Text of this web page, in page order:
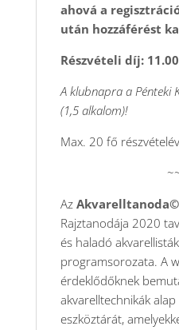
ahová a
után hozzáférést
Részvételi díj:
A klubnapra a Pénteki
(1,5 alkalom)!
Max. 20 fő
Az Akvarelltanoda©
Rajztanodája 2020
és haladó
programsorozata. A
érdeklődőknek
akvarelltechnikák
eszköztárát,